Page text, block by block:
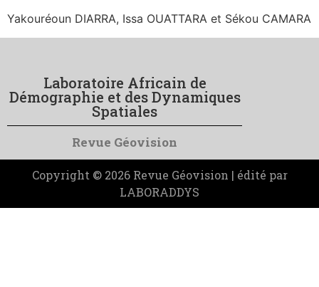
Yakouréoun DIARRA, Issa OUATTARA et Sékou CAMARA
Laboratoire Africain de
Démographie et des Dynamiques
Spatiales
Revue Géovision
Copyright © 2026 Revue Géovision | édité par
LABORADDYS